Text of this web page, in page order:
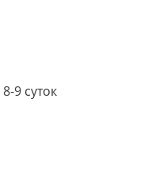
8-9 суток